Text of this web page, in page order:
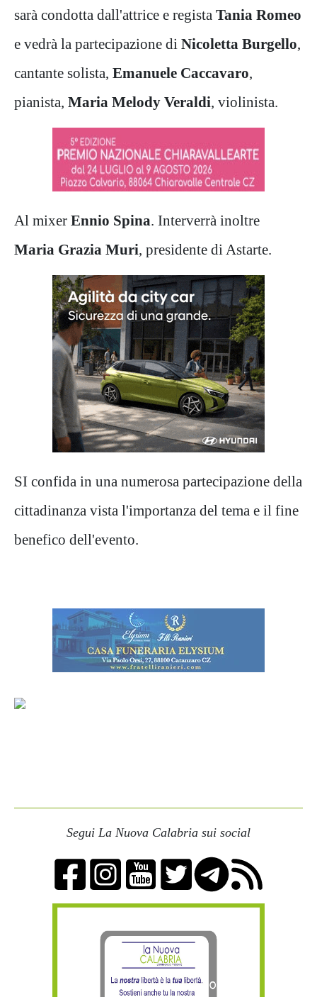
sarà condotta dall'attrice e regista Tania Romeo
e vedrà la partecipazione di Nicoletta Burgello,
cantante solista, Emanuele Caccavaro,
pianista, Maria Melody Veraldi, violinista.
Al mixer Ennio Spina. Interverrà inoltre
Maria Grazia Muri, presidente di Astarte.
SI confida in una numerosa partecipazione della
cittadinanza vista l'importanza del tema e il fine
benefico dell'evento.
Segui La Nuova Calabria sui social